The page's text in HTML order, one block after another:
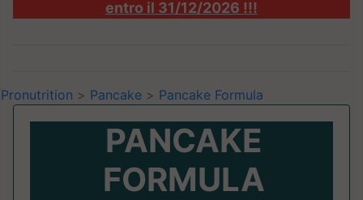
entro il 31/12/2026 !!!
Pronutrition > Pancake > Pancake Formula
PANCAKE
FORMULA